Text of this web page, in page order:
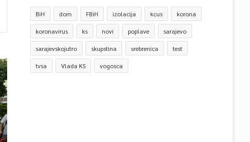
BiH dom FBiH izolacija kcus korona
koronavirus ks novi poplave sarajevo
sarajevskojutro skupstina srebrenica test
tvsa Vlada KS vogosca